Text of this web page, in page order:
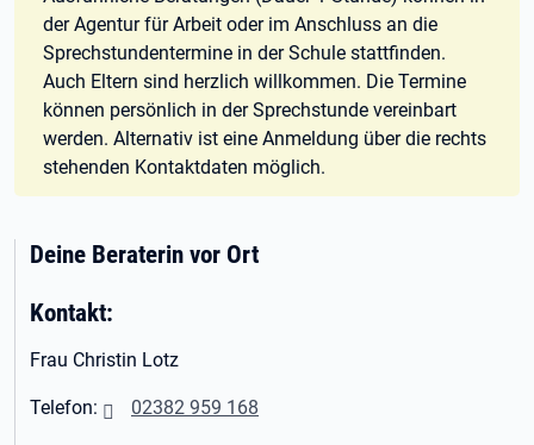
der Agentur für Arbeit oder im Anschluss an die
Sprechstundentermine in der Schule stattfinden.
Auch Eltern sind herzlich willkommen. Die Termine
können persönlich in der Sprechstunde vereinbart
werden. Alternativ ist eine Anmeldung über die rechts
stehenden Kontaktdaten möglich.
Deine Beraterin vor Ort
Kontakt:
Frau Christin Lotz
Telefon: 02382 959 168